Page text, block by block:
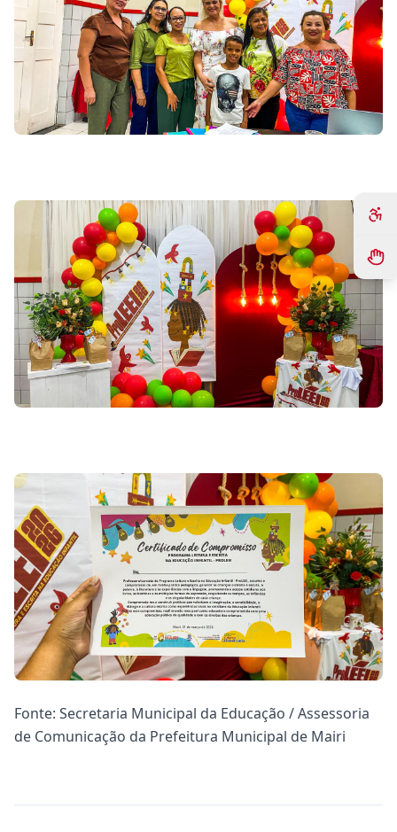
Fonte: Secretaria Municipal da Educação / Assessoria
de Comunicação da Prefeitura Municipal de Mairi